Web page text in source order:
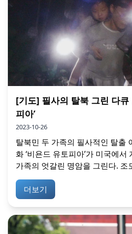
[기도] 필사의 탈북 그린 다큐
피아’
2023-10-26
탈북민 두 가족의 필사적인 탈출
화 ‘비욘드 유토피아’가 미국에
가족의 엇갈린 명암을 그린다. 조
더보기